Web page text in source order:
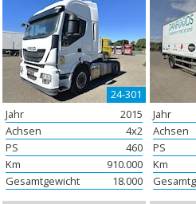
24-301
Jahr
2015
Achsen
4x2
PS
460
Km
910.000
Gesamtgewicht
18.000
Jahr
Achsen
PS
Km